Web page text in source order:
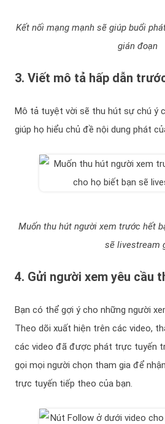
Kết nối mạng mạnh sẽ giúp buổi
gián đoạn
3. Viết mô tả hấp dẫn
Mô tả tuyệt vời sẽ thu hút sự chú ý
giúp họ hiểu chủ đề nội dung phát
Muốn thu hút người xem trước hết
sẽ livestream
4. Gửi người xem yêu cầu
Bạn có thể gợi ý cho những người
Theo dõi xuất hiện trên các video,
các video đã được phát trực tuyến
gọi mọi người chọn tham gia để
trực tuyến tiếp theo của bạn.